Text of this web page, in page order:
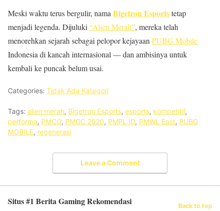
Meski waktu terus bergulir, nama Bigetron Esportstetap
menjadi legenda. Dijuluki “Alien Merah”, mereka telah
menorehkan sejarah sebagai pelopor kejayaan PUBG Mobile
Indonesia di kancah internasional — dan ambisinya untuk
kembali ke puncak belum usai.
Categories: Tidak Ada Kategori
Tags: alien merah, Bigetron Esports, esports, kompetitif,
performa, PMCO, PMGC 2020, PMPL ID, PMWL East, PUBG
MOBILE, regenerasi
Leave a Comment
Situs #1 Berita Gaming Rekomendasi Back to top